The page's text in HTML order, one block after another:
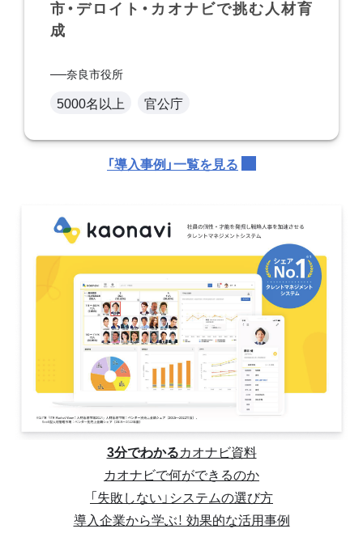
市・デロイト・カオナビで挑む人材育
成
奈良市役所
5000名以上 官公庁
「導入事例」一覧を見る
3分でわかるカオナビ資料
カオナビで何ができるのか
「失敗しない」システムの選び方
導入企業から学ぶ！ 効果的な活用事例